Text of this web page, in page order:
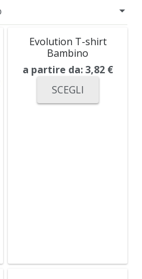
Evolution T-shirt
Bambino
a partire da:3,82 €
SCEGLI